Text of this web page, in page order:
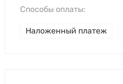
Способы оплаты:
Наложенный платеж